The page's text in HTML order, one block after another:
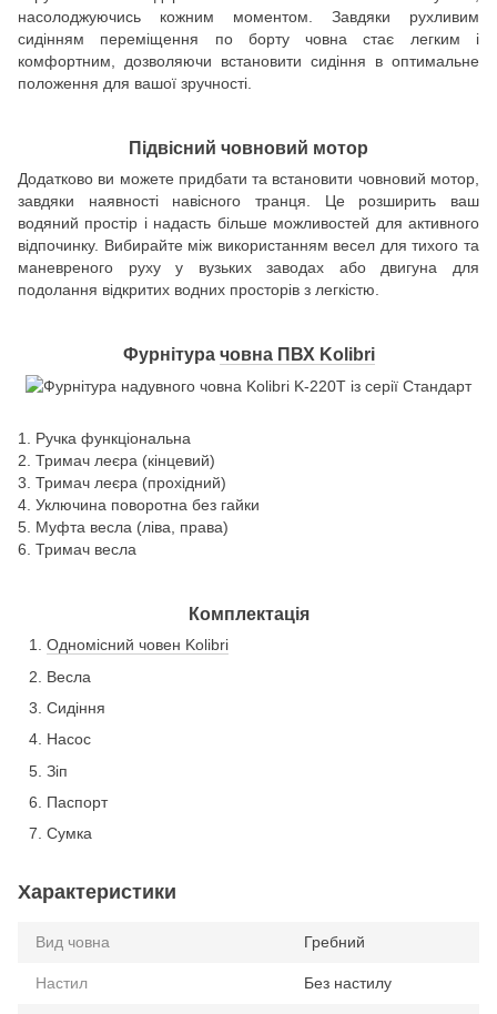
насолоджуючись кожним моментом. Завдяки рухливим
сидінням переміщення по борту човна стає легким і
комфортним, дозволяючи встановити сидіння в оптимальне
положення для вашої зручності.
Підвісний човновий мотор
Додатково ви можете придбати та встановити човновий мотор,
завдяки наявності навісного транця. Це розширить ваш
водяний простір і надасть більше можливостей для активного
відпочинку. Вибирайте між використанням весел для тихого та
маневреного руху у вузьких заводах або двигуна для
подолання відкритих водних просторів з легкістю.
Фурнітура човна ПВХ Kolibri
1. Ручка функціональна
2. Тримач леєра (кінцевий)
3. Тримач леєра (прохідний)
4. Уключина поворотна без гайки
5. Муфта весла (ліва, права)
6. Тримач весла
Комплектація
Одномісний човен Kolibri
Весла
Сидіння
Насос
Зіп
Паспорт
Сумка
Характеристики
Вид човна Гребний
Настил Без настилу